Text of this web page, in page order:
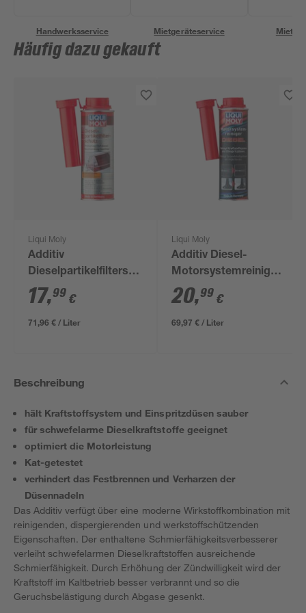
Handwerksservice Mietgeräteservice
Häufig dazu gekauft
Liqui Moly
Additiv
Dieselpartikelfilterschutz
250 ml
17,99 €
71,96 € / Liter
Liqui Moly
Additiv Diesel-
Motorsystemreiniger
300 ml
20,99 €
69,97 € / Liter
Beschreibung
hält Kraftstoffsystem und Einspritzdüsen sauber
für schwefelarme Dieselkraftstoffe geeignet
optimiert die Motorleistung
Kat-getestet
verhindert das Festbrennen und Verharzen der
Düsennadeln
Das Additiv verfügt über eine moderne Wirkstoffkombination mit
reinigenden, dispergierenden und werkstoffschützenden
Eigenschaften. Der enthaltene Schmierfähigkeitsverbesserer
verleiht schwefelarmen Dieselkraftstoffen ausreichende
Schmierfähigkeit. Durch Erhöhung der Zündwilligkeit wird der
Kraftstoff im Kaltbetrieb besser verbrannt und so die
Geruchsbelästigung durch Abgase gesenkt.